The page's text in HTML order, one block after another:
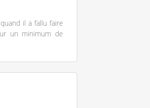
il a fallu faire
un minimum de